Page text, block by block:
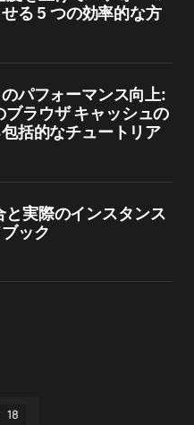
る 5 つの効率的な方
パフォーマンス向上:
ラウザ キャッシュの
括的なチュートリア
実際のインスタンス
ック
18